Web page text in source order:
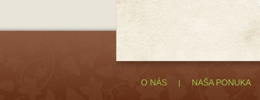
O NÁS NAŠA PONUKA